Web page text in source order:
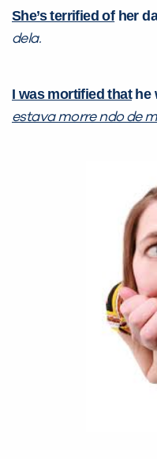
She’s terrified ofher
dela.
I was mortified thathe
estava morre ndo de